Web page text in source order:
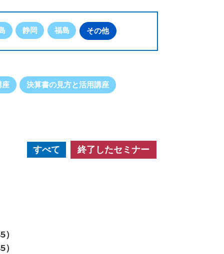
静岡 福島 その他
座 決算書の見方と活用講座
すべて 終了したセミナー